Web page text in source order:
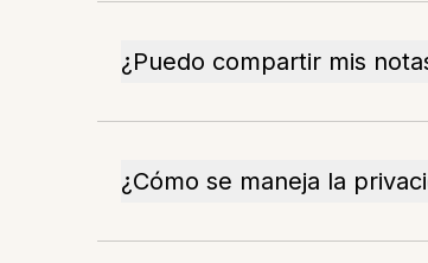
¿Puedo compartir mis
¿Cómo se maneja la